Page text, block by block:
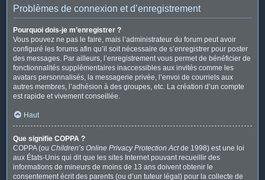
Problèmes de connexion et d’enregistrement
Pourquoi dois-je m’enregistrer ?
Vous pouvez ne pas le faire, mais l’administrateur du forum peut avoir
configuré les forums afin qu’il soit nécessaire de s’enregistrer pour poster
des messages. Par ailleurs, l’enregistrement vous permet de bénéficier de
fonctionnalités supplémentaires inaccessibles aux invités comme les
avatars personnalisés, la messagerie privée, l’envoi de courriels aux
autres membres, l’adhésion à des groupes, etc. La création d’un compte
est rapide et vivement conseillée.
Haut
Que signifie COPPA ?
COPPA (ou Children’s Online Privacy Protection Actde 1998) est une loi
aux États-Unis qui dit que les sites Internet pouvant recueillir des
informations de mineurs de moins de 13 ans doivent obtenir le
consentement écrit des parents (ou d’un tuteur légal) pour la collecte de